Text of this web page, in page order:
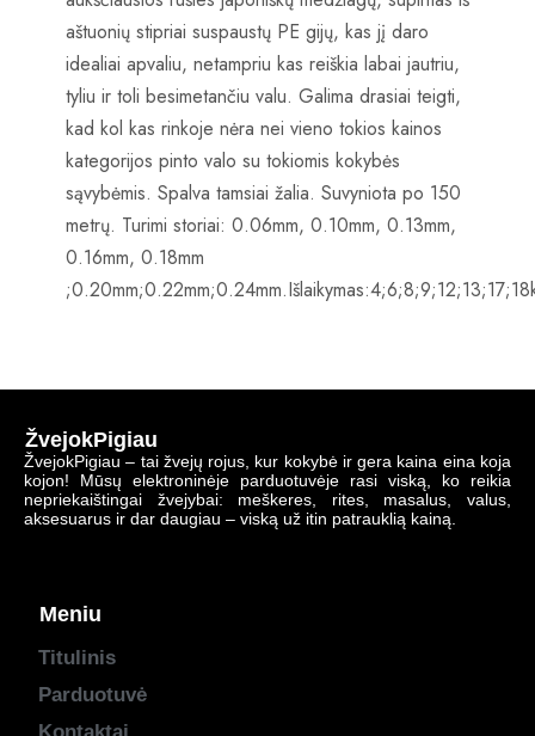
aštuonių stipriai suspaustų PE gijų, kas jį daro
idealiai apvaliu, netampriu kas reiškia labai jautriu,
tyliu ir toli besimetančiu valu. Galima drasiai teigti,
kad kol kas rinkoje nėra nei vieno tokios kainos
kategorijos pinto valo su tokiomis kokybės
sąvybėmis. Spalva tamsiai žalia. Suvyniota po 150
metrų. Turimi storiai: 0.06mm, 0.10mm, 0.13mm,
0.16mm, 0.18mm
ŽvejokPigiau
ŽvejokPigiau – tai žvejų rojus, kur kokybė ir gera kaina eina koja
kojon! Mūsų elektroninėje parduotuvėje rasi viską, ko reikia
nepriekaištingai žvejybai: meškeres, rites, masalus, valus,
aksesuarus ir dar daugiau – viską už itin patrauklią kainą.
Meniu
Titulinis
Parduotuvė
Kontaktai